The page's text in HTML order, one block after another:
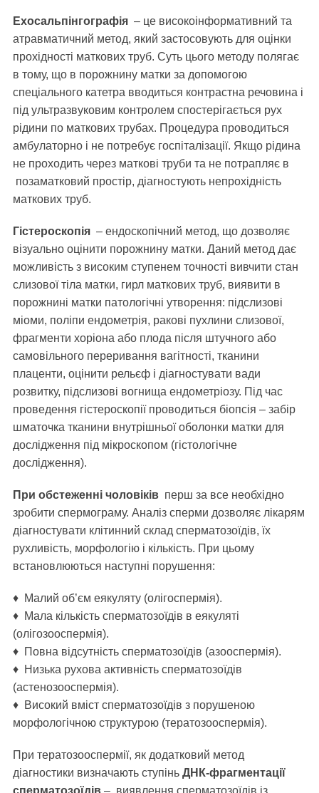
Ехосальпінгографія – це високоінформативний та
атравматичний метод, який застосовують для оцінки
прохідності маткових труб. Суть цього методу полягає
в тому, що в порожнину матки за допомогою
спеціального катетра вводиться контрастна речовина і
під ультразвуковим контролем спостерігається рух
рідини по маткових трубах. Процедура проводиться
амбулаторно і не потребує госпіталізації. Якщо рідина
не проходить через маткові труби та не потрапляє в
позаматковий простір, діагностують непрохідність
маткових труб.
Гістероскопія – ендоскопічний метод, що дозволяє
візуально оцінити порожнину матки. Даний метод дає
можливість з високим ступенем точності вивчити стан
слизової тіла матки, гирл маткових труб, виявити в
порожнині матки патологічні утворення: підслизові
міоми, поліпи ендометрія, ракові пухлини слизової,
фрагменти хоріона або плода після штучного або
самовільного переривання вагітності, тканини
плаценти, оцінити рельєф і діагностувати вади
розвитку, підслизові вогнища ендометріозу. Під час
проведення гістероскопії проводиться біопсія – забір
шматочка тканини внутрішньої оболонки матки для
дослідження під мікроскопом (гістологічне
дослідження).
При обстеженні чоловіків перш за все необхідно
зробити спермограму. Аналіз сперми дозволяє лікарям
діагностувати клітинний склад сперматозоїдів, їх
рухливість, морфологію і кількість. При цьому
встановлюються наступні порушення:
♦ Малий об’єм еякуляту (олігоспермія).
♦ Мала кількість сперматозоїдів в еякуляті
(олігозооспермія).
♦ Повна відсутність сперматозоїдів (азооспермія).
♦ Низька рухова активність сперматозоїдів
(астенозооспермія).
♦ Високий вміст сперматозоїдів з порушеною
морфологічною структурою (тератозооспермія).
При тератозооспермії, як додатковий метод
діагностики визначають ступінь ДНК-фрагментації